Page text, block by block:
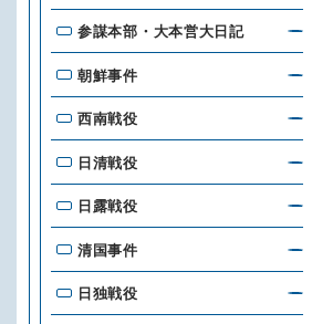
参謀本部・大本営大日記
朝鮮事件
西南戦役
日清戦役
日露戦役
清国事件
日独戦役